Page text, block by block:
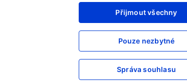
Přijmout všechny
Pouze nezbytné
Správa souhlasu
XXXXXXX
XXXXXXX
XXXXXXX
XXXXXXX
Otevřete si účet